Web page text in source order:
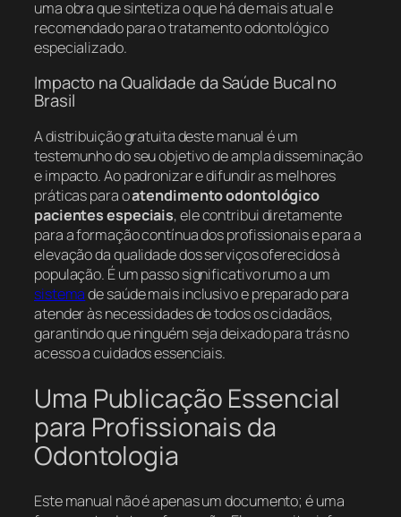
uma obra que sintetiza o que há de mais atual e
recomendado para o tratamento odontológico
especializado.
Impacto na Qualidade da Saúde Bucal no
Brasil
A distribuição gratuita deste manual é um
testemunho do seu objetivo de ampla disseminação
e impacto. Ao padronizar e difundir as melhores
práticas para oatendimento odontológico
pacientes especiais, ele contribui diretamente
para a formação contínua dos profissionais e para a
elevação da qualidade dos serviços oferecidos à
população. É um passo significativo rumo a um
sistemade saúde mais inclusivo e preparado para
atender às necessidades de todos os cidadãos,
garantindo que ninguém seja deixado para trás no
acesso a cuidados essenciais.
Uma Publicação Essencial
para Profissionais da
Odontologia
Este manual não é apenas um documento; é uma